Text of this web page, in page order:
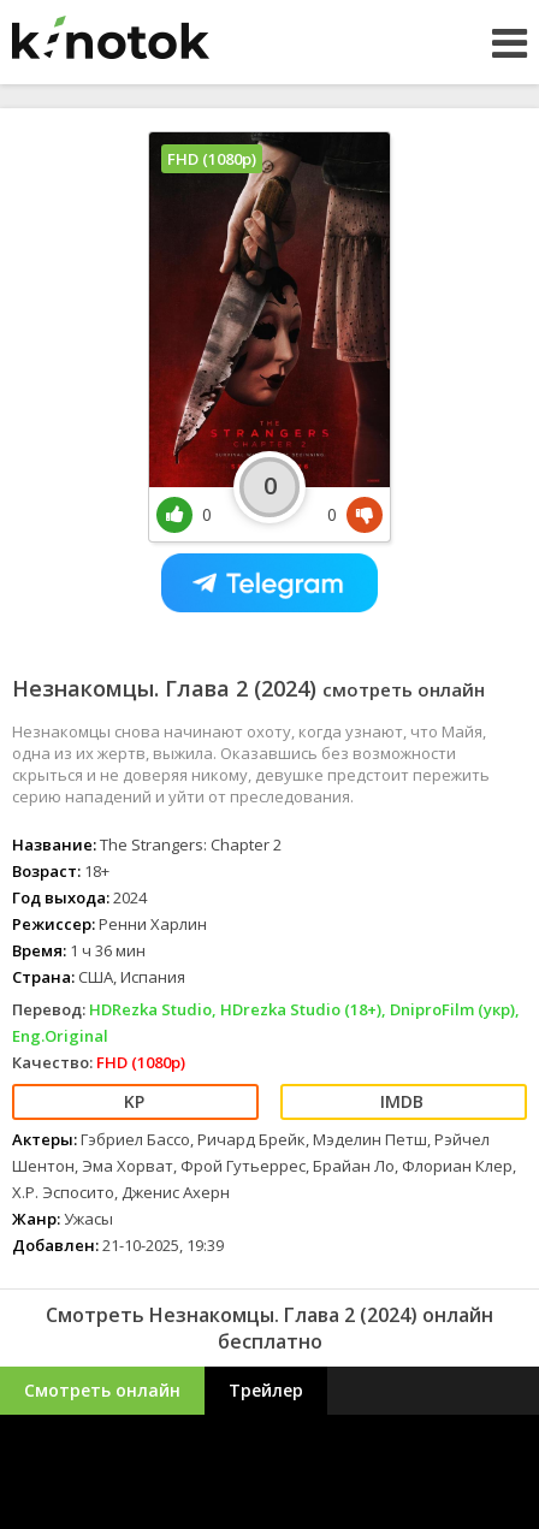
Незнакомцы. Глава 2 (2024) смотреть онлайн
Незнакомцы снова начинают охоту, когда узнают, что Майя,
одна из их жертв, выжила. Оказавшись без возможности
скрыться и не доверяя никому, девушке предстоит пережить
серию нападений и уйти от преследования.
Название:The Strangers: Chapter 2
Возраст: 18+
Год выхода:2024
Режиссер:Ренни Харлин
Время: 1 ч 36 мин
Страна: США, Испания
Перевод: HDRezka Studio, HDrezka Studio (18+), DniproFilm (укр),
Eng.Original
Качество: FHD (1080p)
Актеры:Гэбриел Бассо, Ричард Брейк, Мэделин Петш, Рэйчел
Шентон, Эма Хорват, Фрой Гутьеррес, Брайан Ло, Флориан Клер,
Х.Р. Эспосито, Дженис Ахерн
Жанр:Ужасы
Добавлен:21-10-2025, 19:39
FHD (1080p)
0
0
0
Смотреть Незнакомцы. Глава 2 (2024) онлайн
бесплатно
Смотреть онлайн Трейлер